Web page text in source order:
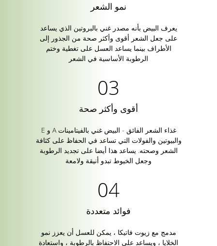
نمو الشعر
يعرف البيض بأنه مصدر غني بالبروتين الذي يساعد
على جعل الشعر أقوى وأكثر صحة من الجذور إلى
الأطراف بينما يساعد العسل على تغطية وختم
الرطوبة الأساسية في الشعر
أقوى وأكثر صحة
غذاء الشعر الفائق - البيض غني بالفيتامينات A و E
والبيوتين والفولات التي تساعد في الحفاظ على كثافة
الشعر وصحته. يساعد هذا أيضا على تجديد الرطوبة
وجعل الخيوط تبدو أنيقة ولامعة
فوائد متعددة
مدمج مع زيوت فاتيكا ، يمكن للعسل أن يعزز نمو
الخلايا ، ويساعد على الاحتفاظ بالرطوبة ، واستعادة